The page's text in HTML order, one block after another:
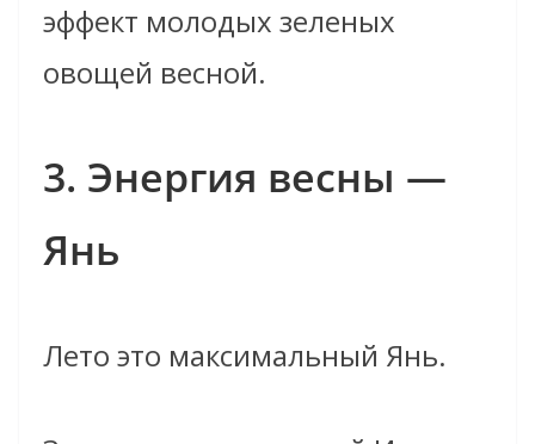
эффект молодых зеленых
овощей весной.
3. Энергия весны —
Янь
Лето это максимальный Янь.